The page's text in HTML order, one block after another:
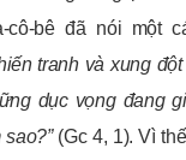
cô-bê đã nói một
tranh và xung
dục vọng đang
(Gc 4, 1). Vì